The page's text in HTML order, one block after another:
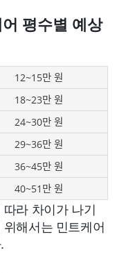
평수별 예상
12~15만 원
18~23만 원
24~30만 원
29~36만 원
36~45만 원
40~51만 원
라 차이가 나기
해서는 민트케어